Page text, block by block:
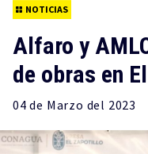
NOTICIAS
Alfaro y
de obras en
04 de Marzo del 2023